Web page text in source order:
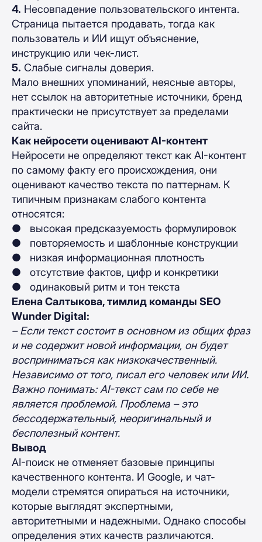
4. Несовпадение пользовательского интента.
Страница пытается продавать, тогда как
пользователь и ИИ ищут объяснение,
инструкцию или чек-лист.
5. Слабые сигналы доверия.
Мало внешних упоминаний, неясные авторы,
нет ссылок на авторитетные источники, бренд
практически не присутствует за пределами
сайта.
Как нейросети оценивают AI-контент
Нейросети не определяют текст как AI-контент
по самому факту его происхождения, они
оценивают качество текста по паттернам. К
типичным признакам слабого контента
относятся:
● высокая предсказуемость формулировок
● повторяемость и шаблонные конструкции
● низкая информационная плотность
● отсутствие фактов, цифр и конкретики
● одинаковый ритм и тон текста
Елена Салтыкова, тимлид команды SEO
Wunder Digital:
– Если текст состоит в основном из общих фраз
и не содержит новой информации, он будет
восприниматься как низкокачественный.
Независимо от того, писал его человек или ИИ.
Важно понимать: AI-текст сам по себе не
является проблемой. Проблема – это
бессодержательный, неоригинальный и
бесполезный контент.
Вывод
AI-поиск не отменяет базовые принципы
качественного контента. И Google, и чат-
модели стремятся опираться на источники,
которые выглядят экспертными,
авторитетными и надежными. Однако способы
определения этих качеств различаются.